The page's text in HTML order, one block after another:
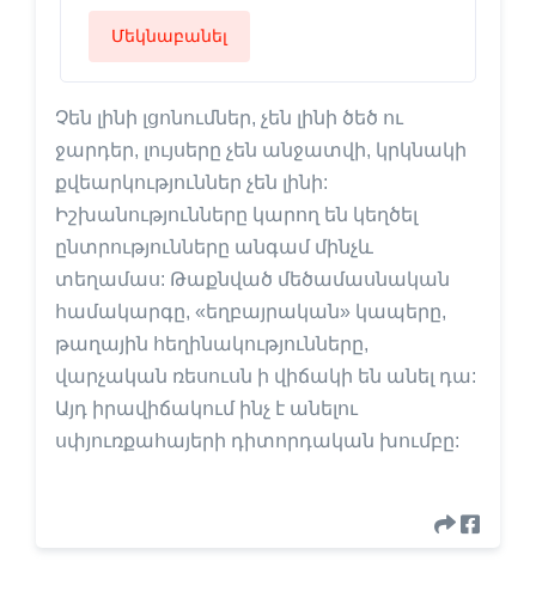
Մեկնաբանել
Չեն լինի լցոնումներ, չեն լինի ծեծ ու
ջարդեր, լույսերը չեն անջատվի, կրկնակի
քվեարկություններ չեն լինի:
Իշխանությունները կարող են կեղծել
ընտրությունները անգամ մինչև
տեղամաս: Թաքնված մեծամասնական
համակարգը, «եղբայրական» կապերը,
թաղային հեղինակությունները,
վարչական ռեսուսն ի վիճակի են անել դա:
Այդ իրավիճակում ինչ է անելու
սփյուռքահայերի դիտորդական խումբը: